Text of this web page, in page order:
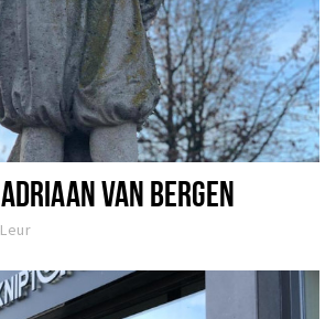
VAN BERGEN